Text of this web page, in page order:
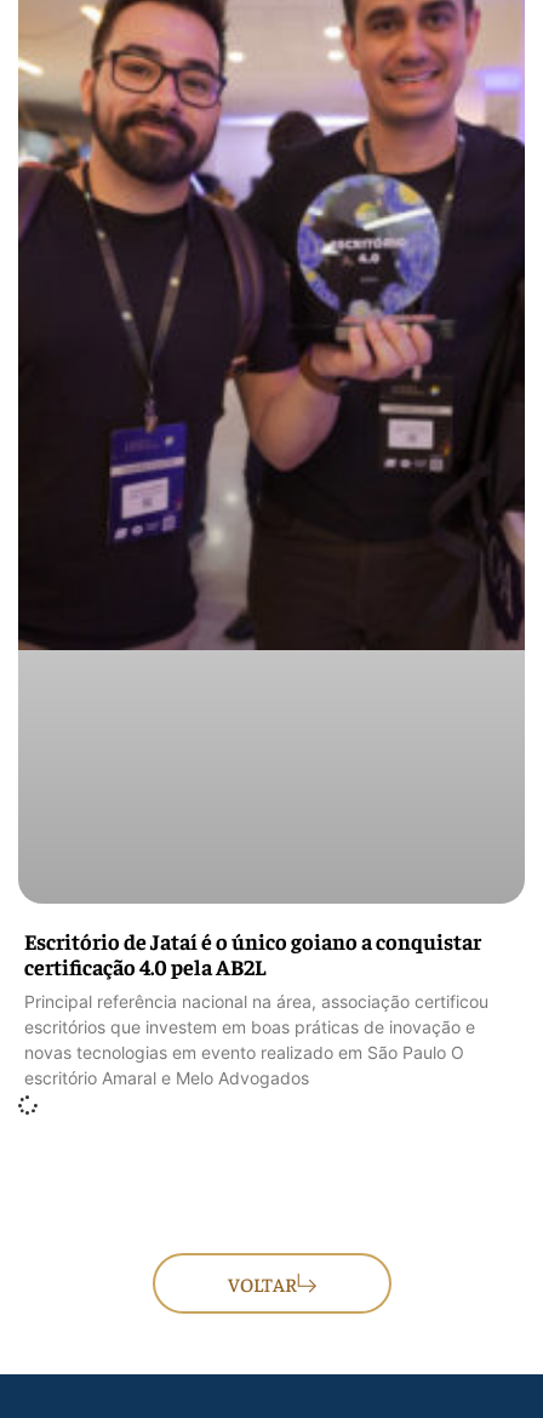
Escritório de Jataí é o único goiano a conquistar
certificação 4.0 pela AB2L
Principal referência nacional na área, associação certificou
escritórios que investem em boas práticas de inovação e
novas tecnologias em evento realizado em São Paulo O
escritório Amaral e Melo Advogados
VOLTAR